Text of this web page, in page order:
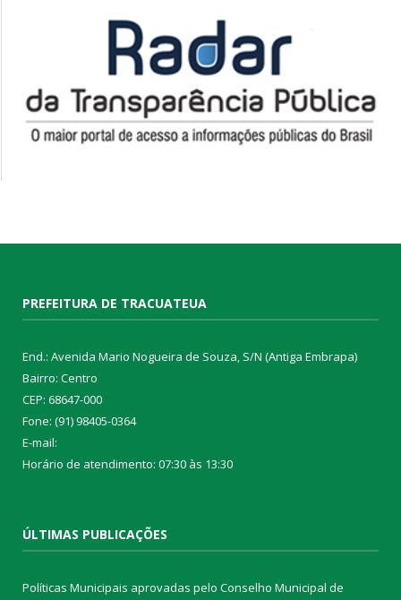
PREFEITURA DE TRACUATEUA
End.: Avenida Mario Nogueira de Souza, S/N (Antiga Embrapa)
Bairro: Centro
CEP: 68647-000
Fone: (91) 98405-0364
E-mail:
Horário de atendimento: 07:30 às 13:30
ÚLTIMAS PUBLICAÇÕES
Políticas Municipais aprovadas pelo Conselho Municipal de